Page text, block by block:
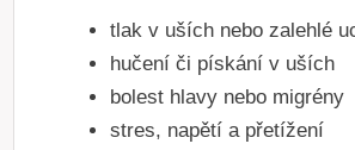
tlak v uších nebo zalehlé
hučení či pískání v uších
bolest hlavy nebo migrény
stres, napětí a přetížení